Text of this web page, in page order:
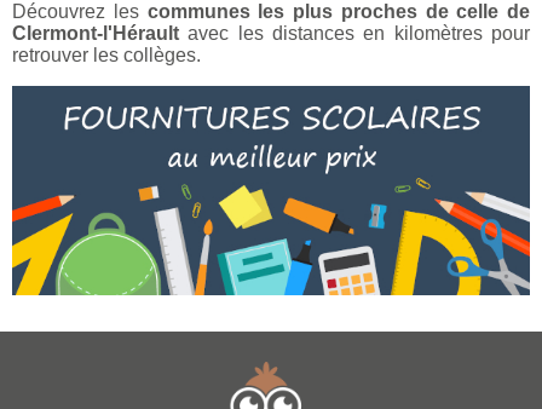
Découvrez les communes les plus proches de celle de
Clermont-l'Hérault avec les distances en kilomètres pour
retrouver les collèges.